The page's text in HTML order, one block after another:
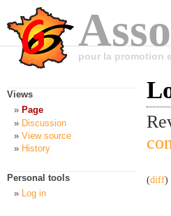
pour la promotion
(diff)
Views
Page
Discussion
View source
History
Personal tools
Log in